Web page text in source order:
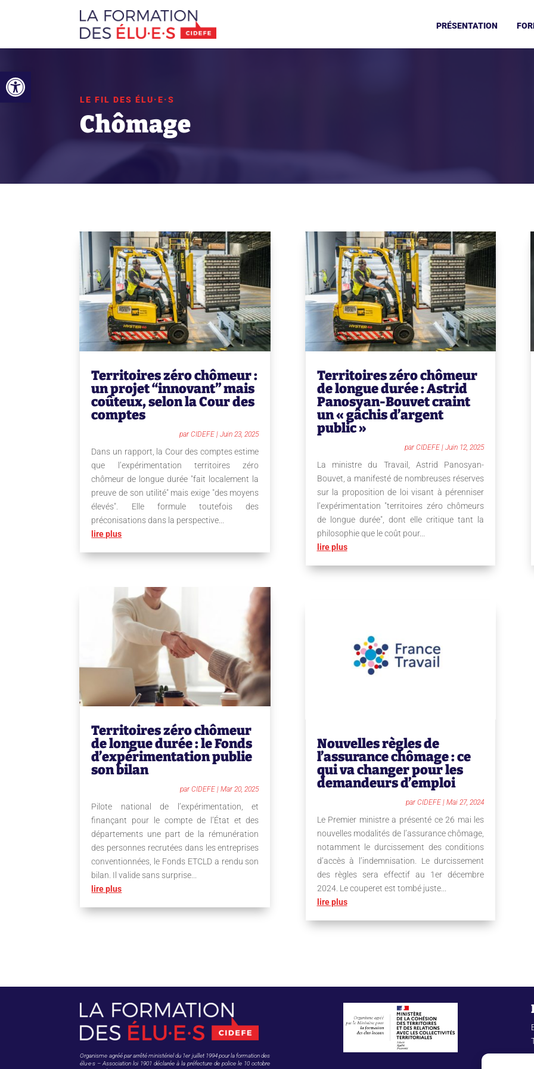
Ouvrir la barre d’outils
PRÉSENTATION
LE FIL DES ÉLU·E·S
Chômage
Territoires zéro chômeur :
un projet “innovant” mais
coûteux, selon la Cour des
comptes
parCIDEFE |Juin 23, 2025
Dans un rapport, la Cour des comptes estime
que l’expérimentation territoires zéro
chômeur de longue durée "fait localement la
preuve de son utilité" mais exige "des moyens
élevés". Elle formule toutefois des
préconisations dans la perspective...
lire plus
Territoires zéro chômeur
de longue durée : le Fonds
d’expérimentation publie
son bilan
parCIDEFE |Mar 20, 2025
Pilote national de l’expérimentation, et
finançant pour le compte de l’État et des
départements une part de la rémunération
des personnes recrutées dans les entreprises
conventionnées, le Fonds ETCLD a rendu son
bilan. Il valide sans surprise...
lire plus
Territoires zéro chômeur
de longue durée : Astrid
Panosyan-Bouvet craint
un « gâchis d’argent
public »
parCIDEFE |Juin 12, 2025
La ministre du Travail, Astrid Panosyan-
Bouvet, a manifesté de nombreuses réserves
sur la proposition de loi visant à pérenniser
l’expérimentation "territoires zéro chômeurs
de longue durée", dont elle critique tant la
philosophie que le coût pour...
lire plus
Nouvelles règles de
l’assurance chômage : ce
qui va changer pour les
demandeurs d’emploi
parCIDEFE |Mai 27, 2024
Le Premier ministre a présenté ce 26 mai les
nouvelles modalités de l’assurance chômage,
notamment le durcissement des conditions
d’accès à l’indemnisation. Le durcissement
des règles sera effectif au 1er décembre
2024. Le couperet est tombé juste...
lire plus
Organisme agréé par arrêté ministériel du 1er juillet 1994 pour la formation des
élu·e·s – Association loi 1901 déclarée à la préfecture de police le 10 octobre